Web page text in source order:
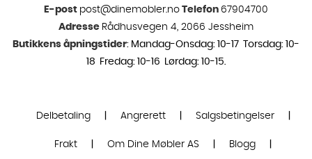
E-post post@dinemobler.no Telefon 67904700
Adresse Rådhusvegen 4, 2066 Jessheim
Butikkens åpningstider: Mandag-Onsdag: 10-17 Torsdag: 10-
18 Fredag: 10-16 Lørdag: 10-15.
Delbetaling Angrerett Salgsbetingelser
Frakt Om Dine Møbler AS Blogg